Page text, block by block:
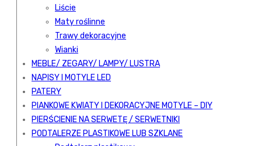
Liście
Maty roślinne
Trawy dekoracyjne
Wianki
MEBLE/ ZEGARY/ LAMPY/ LUSTRA
NAPISY I MOTYLE LED
PATERY
PIANKOWE KWIATY I DEKORACYJNE MOTYLE – DIY
PIERŚCIENIE NA SERWETĘ / SERWETNIKI
PODTALERZE PLASTIKOWE LUB SZKLANE